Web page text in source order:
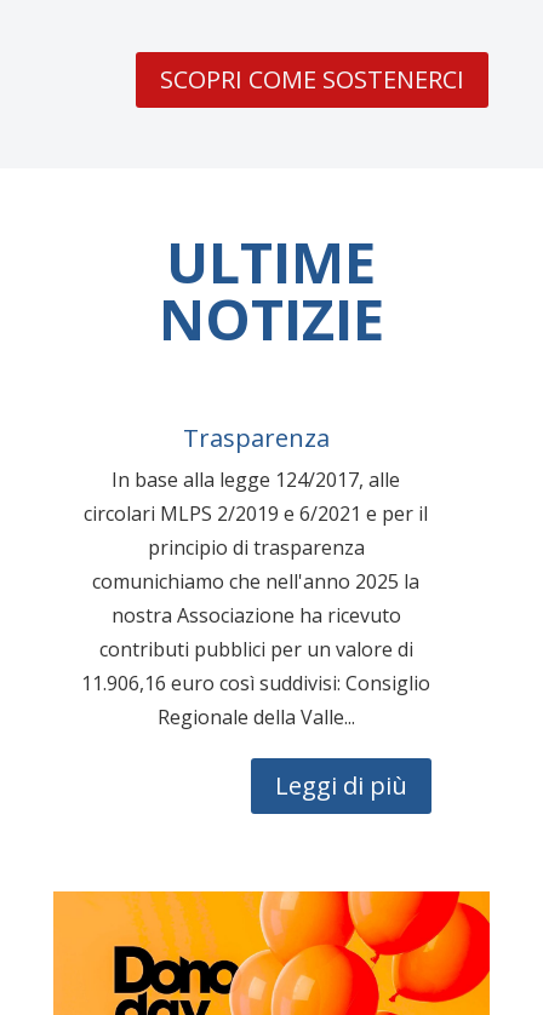
SCOPRI COME SOSTENERCI
ULTIME
NOTIZIE
Trasparenza
In base alla legge 124/2017, alle
circolari MLPS 2/2019 e 6/2021 e per il
principio di trasparenza
comunichiamo che nell'anno 2025 la
nostra Associazione ha ricevuto
contributi pubblici per un valore di
11.906,16 euro così suddivisi: Consiglio
Regionale della Valle...
Leggi di più